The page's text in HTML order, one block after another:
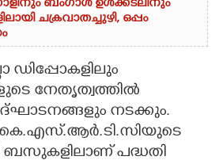
ബംഗാൾ ഉൾക്കടലിനും
ചക്രവാതച്ചുഴി, ഒപ്പം
ഡിപ്പോകളിലും
നേതൃത്വത്തിൽ
നടക്കും.
കെ.എസ്.ആർ.ടി.സിയുടെ
ബസുകളിലാണ് പദ്ധതി